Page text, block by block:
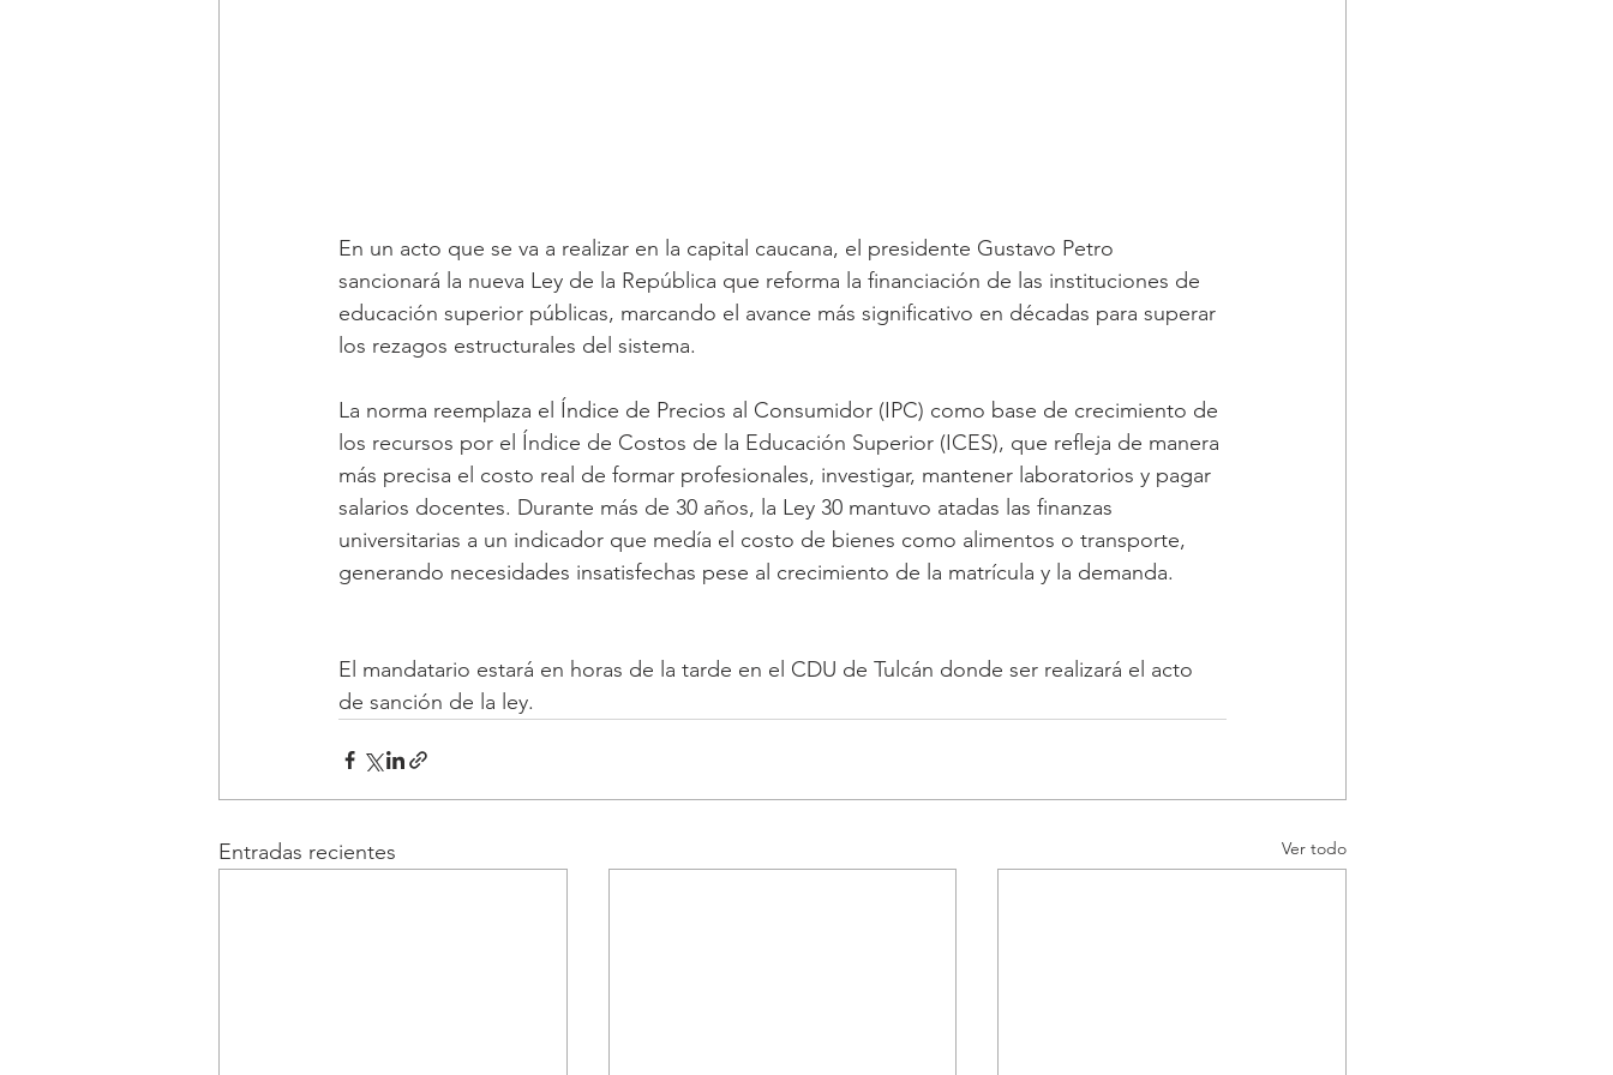
En un acto que se va a realizar en la capital caucana, el presidente Gustavo Petro
sancionará la nueva Ley de la República que reforma la financiación de las instituciones de
educación superior públicas, marcando el avance más significativo en décadas para superar
los rezagos estructurales del sistema.
La norma reemplaza el Índice de Precios al Consumidor (IPC) como base de crecimiento de
los recursos por el Índice de Costos de la Educación Superior (ICES), que refleja de manera
más precisa el costo real de formar profesionales, investigar, mantener laboratorios y pagar
salarios docentes. Durante más de 30 años, la Ley 30 mantuvo atadas las finanzas
universitarias a un indicador que medía el costo de bienes como alimentos o transporte,
generando necesidades insatisfechas pese al crecimiento de la matrícula y la demanda.
El mandatario estará en horas de la tarde en el CDU de Tulcán donde ser realizará el acto
de sanción de la ley.
Entradas recientes Ver todo